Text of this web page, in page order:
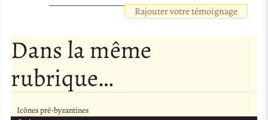
Rajouter votre témoignage
Dans la même
rubrique…
Icônes pré-byzantines